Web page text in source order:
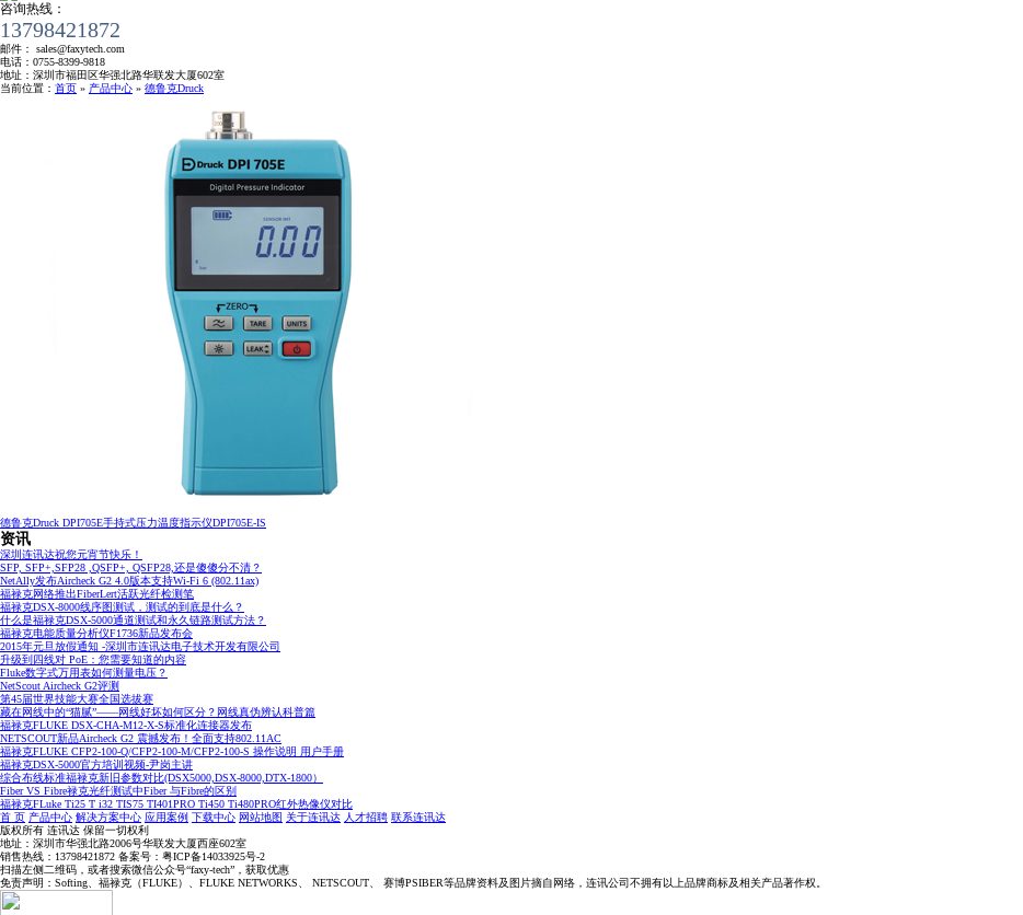
IDEA工程师证书
DCI工程师证书
咨询热线：
13798421872
邮件：
sales@faxytech.com
电话： 0755-8399-9818
地址： 深圳市福田区华强北路华联发大厦602室
当前位置： 首页 » 产品中心 » 德鲁克Druck
德鲁克Druck DPI705E手持式压力温度指示仪DPI705E-IS
资讯
深圳连讯达祝您元宵节快乐！
SFP, SFP+,SFP28 ,QSFP+, QSFP28,还是傻傻分不清？
NetAlly发布Aircheck G2 4.0版本支持Wi-Fi 6 (802.11ax)
福禄克网络推出FiberLert活跃光纤检测笔
福禄克DSX-8000线序图测试，测试的到底是什么？
什么是福禄克DSX-5000通道测试和永久链路测试方法？
福禄克电能质量分析仪F1736新品发布会
2015年元旦放假通知 -深圳市连讯达电子技术开发有限公司
升级到四线对 PoE：您需要知道的内容
Fluke数字式万用表如何测量电压？
NetScout Aircheck G2评测
第45届世界技能大赛全国选拔赛
藏在网线中的“猫腻”——网线好坏如何区分？网线真伪辨认科普篇
福禄克FLUKE DSX-CHA-M12-X-S标准化连接器发布
NETSCOUT新品Aircheck G2 震撼发布！全面支持802.11AC
福禄克FLUKE CFP2-100-Q/CFP2-100-M/CFP2-100-S 操作说明 用户手册
福禄克DSX-5000官方培训视频-尹岗主讲
综合布线标准福禄克新旧参数对比(DSX5000,DSX-8000,DTX-1800）
Fiber VS Fibre禄克光纤测试中Fiber 与Fibre的区别
福禄克FLuke Ti25 T i32 TIS75 TI401PRO Ti450 Ti480PRO红外热像仪对比
首 页 产品中心 解决方案中心 应用案例 下载中心 网站地图 关于连讯达 人才招聘 联系连讯达
版权所有 连讯达 保留一切权利
地址：深圳市华强北路2006号华联发大厦西座602室
销售热线：13798421872 备案号：粤ICP备14033925号-2
扫描左侧二维码，或者搜索微信公众号“faxy-tech”，获取优惠
免责声明：Softing、福禄克（FLUKE）、FLUKE NETWORKS、 NETSCOUT、 赛博PSIBER等品牌资料及图片摘自网络，连讯公司不拥有以上品牌商标及相关产品著作权。